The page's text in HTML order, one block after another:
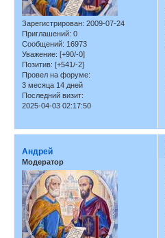
Зарегистрирован: 2009-07-24
Приглашений: 0
Сообщений: 16973
Уважение: [+90/-0]
Позитив: [+541/-2]
Провел на форуме:
3 месяца 14 дней
Последний визит:
2025-04-03 02:17:50
Андрей
Модератор